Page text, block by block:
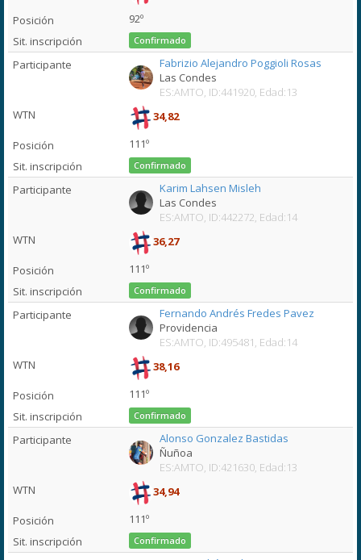
92º
Confirmado
Fabrizio Alejandro Poggioli Rosas
Las Condes
ES:AMTO, ID:441920, Edad:13
34,82
111º
Confirmado
Karim Lahsen Misleh
Las Condes
ES:AMTO, ID:442272, Edad:14
36,27
111º
Confirmado
Fernando Andrés Fredes Pavez
Providencia
ES:AMTO, ID:495481, Edad:14
38,16
111º
Confirmado
Alonso Gonzalez Bastidas
Ñuñoa
ES:AMTO, ID:421630, Edad:13
34,94
111º
Confirmado